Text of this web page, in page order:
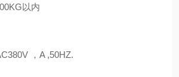
以内
，A ,50HZ.